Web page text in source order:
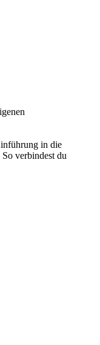
in die
verbindest du